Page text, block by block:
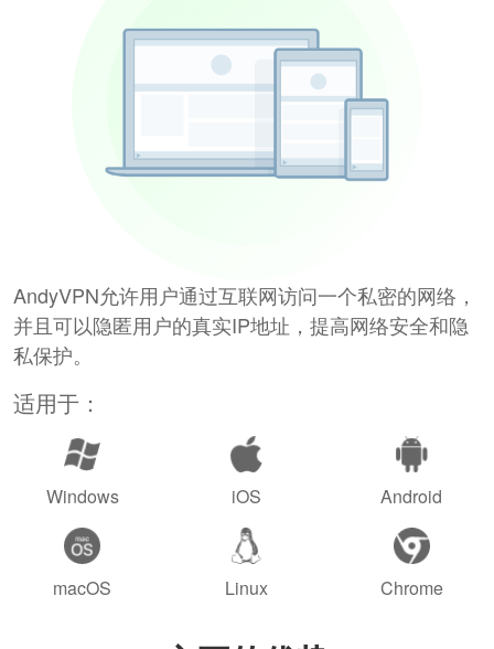
AndyVPN允许用户通过互联网访问一个私密的网络，
并且可以隐匿用户的真实IP地址，提高网络安全和隐
私保护。
适用于：
Windows iOS Android
macOS Linux Chrome